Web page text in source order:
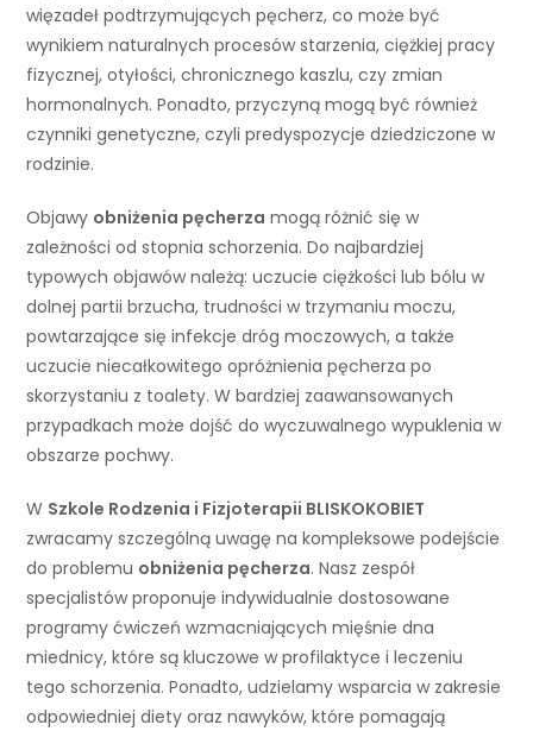
więzadeł podtrzymujących pęcherz, co może być
wynikiem naturalnych procesów starzenia, ciężkiej pracy
fizycznej, otyłości, chronicznego kaszlu, czy zmian
hormonalnych. Ponadto, przyczyną mogą być również
czynniki genetyczne, czyli predyspozycje dziedziczone w
rodzinie.
Objawy obniżenia pęcherza mogą różnić się w
zależności od stopnia schorzenia. Do najbardziej
typowych objawów należą: uczucie ciężkości lub bólu w
dolnej partii brzucha, trudności w trzymaniu moczu,
powtarzające się infekcje dróg moczowych, a także
uczucie niecałkowitego opróżnienia pęcherza po
skorzystaniu z toalety. W bardziej zaawansowanych
przypadkach może dojść do wyczuwalnego wypuklenia w
obszarze pochwy.
W Szkole Rodzenia i Fizjoterapii BLISKOKOBIET
zwracamy szczególną uwagę na kompleksowe podejście
do problemu obniżenia pęcherza. Nasz zespół
specjalistów proponuje indywidualnie dostosowane
programy ćwiczeń wzmacniających mięśnie dna
miednicy, które są kluczowe w profilaktyce i leczeniu
tego schorzenia. Ponadto, udzielamy wsparcia w zakresie
odpowiedniej diety oraz nawyków, które pomagają